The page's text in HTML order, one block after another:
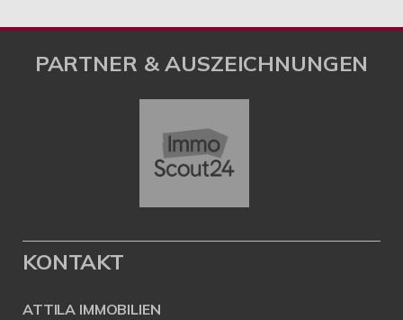
PARTNER & AUSZEICHNUNGEN
KONTAKT
ATTILA IMMOBILIEN